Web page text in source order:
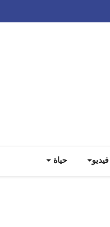
فيديو حياة